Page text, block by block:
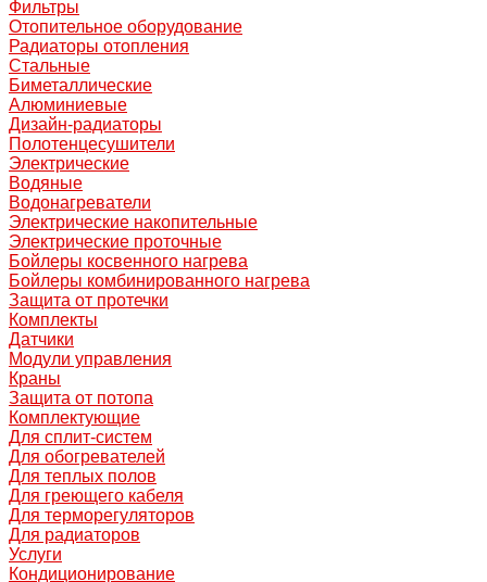
Фильтры
Отопительное оборудование
Радиаторы отопления
Стальные
Биметаллические
Алюминиевые
Дизайн-радиаторы
Полотенцесушители
Электрические
Водяные
Водонагреватели
Электрические накопительные
Электрические проточные
Бойлеры косвенного нагрева
Бойлеры комбинированного нагрева
Защита от протечки
Комплекты
Датчики
Модули управления
Краны
Защита от потопа
Комплектующие
Для сплит-систем
Для обогревателей
Для теплых полов
Для греющего кабеля
Для терморегуляторов
Для радиаторов
Услуги
Кондиционирование